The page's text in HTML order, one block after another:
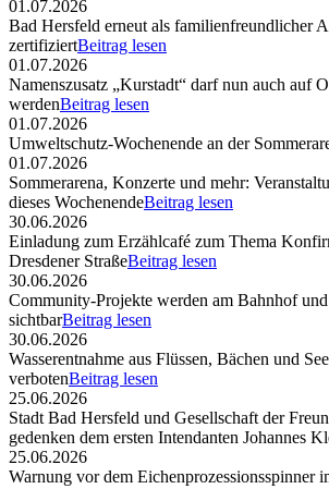
01.07.2026
Bad Hersfeld erneut als familienfreundlicher
zertifiziertBeitrag lesen
01.07.2026
Namenszusatz „Kurstadt“ darf nun auch auf
werdenBeitrag lesen
01.07.2026
Umweltschutz-Wochenende an der
01.07.2026
Sommerarena, Konzerte und mehr:
dieses WochenendeBeitrag lesen
30.06.2026
Einladung zum Erzählcafé zum Thema
Dresdener StraßeBeitrag lesen
30.06.2026
Community-Projekte werden am Bahnhof
sichtbarBeitrag lesen
30.06.2026
Wasserentnahme aus Flüssen, Bächen und
verbotenBeitrag lesen
25.06.2026
Stadt Bad Hersfeld und Gesellschaft der
gedenken dem ersten Intendanten Johannes
25.06.2026
Warnung vor dem Eichenprozessionsspinner